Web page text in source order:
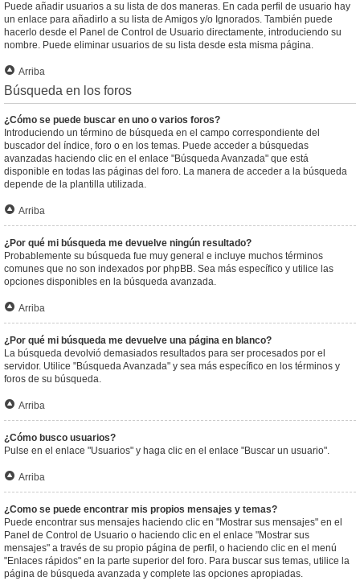
Puede añadir usuarios a su lista de dos maneras. En cada perfil de usuario hay
un enlace para añadirlo a su lista de Amigos y/o Ignorados. También puede
hacerlo desde el Panel de Control de Usuario directamente, introduciendo su
nombre. Puede eliminar usuarios de su lista desde esta misma página.
Arriba
Búsqueda en los foros
¿Cómo se puede buscar en uno o varios foros?
Introduciendo un término de búsqueda en el campo correspondiente del
buscador del índice, foro o en los temas. Puede acceder a búsquedas
avanzadas haciendo clic en el enlace "Búsqueda Avanzada" que está
disponible en todas las páginas del foro. La manera de acceder a la búsqueda
depende de la plantilla utilizada.
Arriba
¿Por qué mi búsqueda me devuelve ningún resultado?
Probablemente su búsqueda fue muy general e incluye muchos términos
comunes que no son indexados por phpBB. Sea más específico y utilice las
opciones disponibles en la búsqueda avanzada.
Arriba
¿Por qué mi búsqueda me devuelve una página en blanco?
La búsqueda devolvió demasiados resultados para ser procesados por el
servidor. Utilice "Búsqueda Avanzada" y sea más específico en los términos y
foros de su búsqueda.
Arriba
¿Cómo busco usuarios?
Pulse en el enlace "Usuarios" y haga clic en el enlace "Buscar un usuario".
Arriba
¿Como se puede encontrar mis propios mensajes y temas?
Puede encontrar sus mensajes haciendo clic en "Mostrar sus mensajes" en el
Panel de Control de Usuario o haciendo clic en el enlace "Mostrar sus
mensajes" a través de su propio página de perfil, o haciendo clic en el menú
"Enlaces rápidos" en la parte superior del foro. Para buscar sus temas, utilice la
página de búsqueda avanzada y complete las opciones apropiadas.